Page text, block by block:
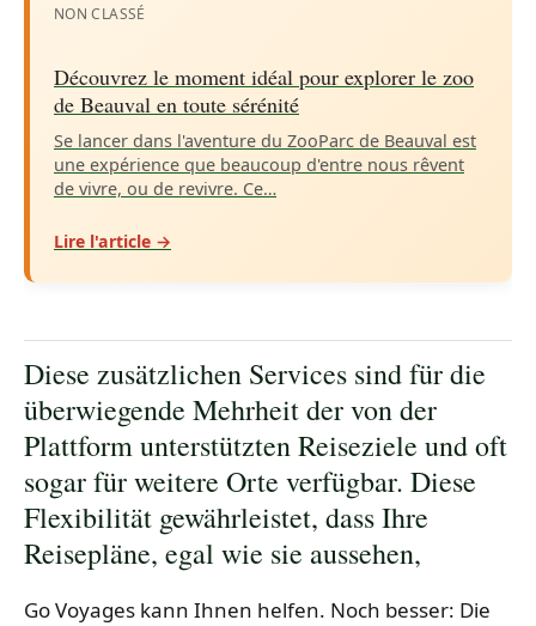
NON CLASSÉ
Découvrez le moment idéal pour explorer le zoo
de Beauval en toute sérénité
Se lancer dans l'aventure du ZooParc de Beauval est
une expérience que beaucoup d'entre nous rêvent
de vivre, ou de revivre. Ce…
Lire l'article →
Diese zusätzlichen Services sind für die
überwiegende Mehrheit der von der
Plattform unterstützten Reiseziele und oft
sogar für weitere Orte verfügbar. Diese
Flexibilität gewährleistet, dass Ihre
Reisepläne, egal wie sie aussehen,
Go Voyages kann Ihnen helfen. Noch besser: Die